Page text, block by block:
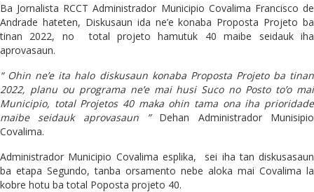
Ba Jornalista RCCT Administrador Municipio Covalima Francisco de
Andrade hateten, Diskusaun ida ne’e konaba Proposta Projeto ba
tinan 2022, no total projeto hamutuk 40 maibe seidauk iha
aprovasaun.
“ Ohin ne’e ita halo diskusaun konaba Proposta Projeto ba tinan
2022, planu ou programa ne’e mai husi Suco no Posto to’o mai
Municipio, total Projetos 40 maka ohin tama ona iha prioridade
maibe seidauk aprovasaun ”Dehan Administrador Munisipio
Covalima.
Administrador Municipio Covalima esplika, sei iha tan diskusasaun
ba etapa Segundo, tanba orsamento nebe aloka mai Covalima la
kobre hotu ba total Poposta projeto 40.